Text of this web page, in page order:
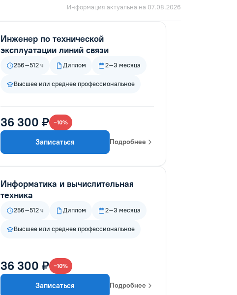
Информация актуальна на 07.08.2026
Инженер по технической
эксплуатации линий связи
256–512 ч Диплом 2–3 месяца
Высшее или среднее профессиональное
36 300 ₽ −10%
Записаться Подробнее
Информатика и вычислительная
техника
256–512 ч Диплом 2–3 месяца
Высшее или среднее профессиональное
36 300 ₽ −10%
Записаться Подробнее